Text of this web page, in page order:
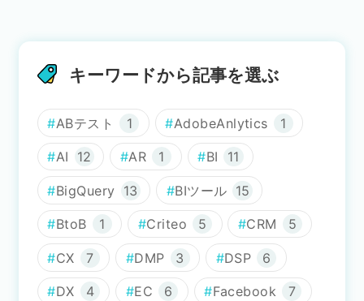
キーワードから記事を選ぶ
ABテスト 1 AdobeAnlytics 1
AI 12 AR 1 BI 11
BigQuery 13 BIツール 15
BtoB 1 Criteo 5 CRM 5
CX 7 DMP 3 DSP 6
DX 4 EC 6 Facebook 7